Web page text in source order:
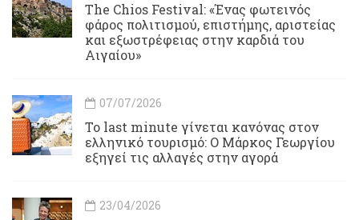
Τhe Chios Festival: «Ένας φωτεινός
φάρος πολιτισμού, επιστήμης, αριστείας
και εξωστρέφειας στην καρδιά του
Αιγαίου»
07/07/2026
Το last minute γίνεται κανόνας στον
ελληνικό τουρισμό: Ο Μάρκος Γεωργίου
εξηγεί τις αλλαγές στην αγορά
23/04/2026